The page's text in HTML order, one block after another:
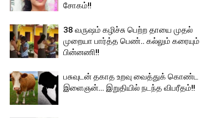
சோகம்!!
38 வருஷம் கழிச்சு பெற்ற தாயை முதல்
முறையா பார்த்த பெண்.. கல்லும் கரையும்
பின்னணி!!
பசுவுடன் தகாத உறவு வைத்துக் கொண்ட
இளைஞன்… இறுதியில் நடந்த விபரீதம்!!